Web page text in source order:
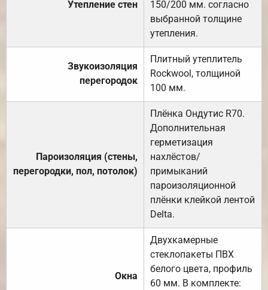
Утепление стен
150/200 мм. согласно
выбранной толщине
утепления.
Звукоизоляция
перегородок
Плитный утеплитель
Rockwool, толщиной
100 мм.
Пароизоляция (стены,
перегородки, пол, потолок)
Плёнка Ондутис R70.
Дополнительная
герметизация
нахлёстов/
примыканий
пароизоляционной
плёнки клейкой лентой
Delta.
Окна
Двухкамерные
стеклопакеты ПВХ
белого цвета, профиль
60 мм. В комплекте: